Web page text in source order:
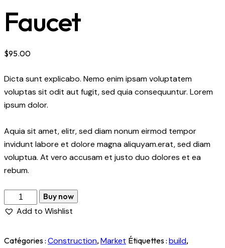
Faucet
$95.00
Dicta sunt explicabo. Nemo enim ipsam voluptatem
voluptas sit odit aut fugit, sed quia consequuntur. Lorem
ipsum dolor.
Aquia sit amet, elitr, sed diam nonum eirmod tempor
invidunt labore et dolore magna aliquyam.erat, sed diam
voluptua. At vero accusam et justo duo dolores et ea
rebum.
Buy now
Add to Wishlist
Catégories : Construction, Market Étiquettes : build,